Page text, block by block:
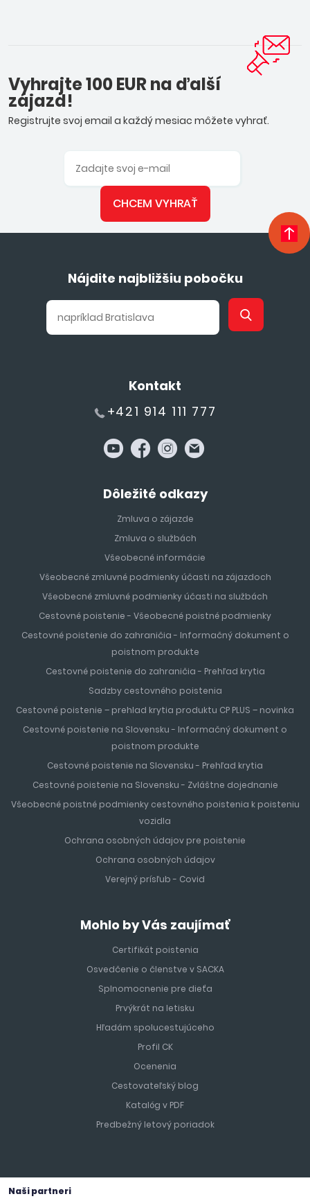
Vyhrajte 100 EUR na ďalší
zájazd!
Registrujte svoj email a každý mesiac môžete vyhrať.
CHCEM VYHRAŤ
Nájdite najbližšiu pobočku
Kontakt
+421 914 111 777
Dôležité odkazy
Zmluva o zájazde
Zmluva o službách
Všeobecné informácie
Všeobecné zmluvné podmienky účasti na zájazdoch
Všeobecné zmluvné podmienky účasti na službách
Cestovné poistenie - Všeobecné poistné podmienky
Cestovné poistenie do zahraničia - Informačný dokument o
poistnom produkte
Cestovné poistenie do zahraničia - Prehľad krytia
Sadzby cestovného poistenia
Cestovné poistenie – prehlad krytia produktu CP PLUS – novinka
Cestovné poistenie na Slovensku - Informačný dokument o
poistnom produkte
Cestovné poistenie na Slovensku - Prehľad krytia
Cestovné poistenie na Slovensku - Zvláštne dojednanie
Všeobecné poistné podmienky cestovného poistenia k poisteniu
vozidla
Ochrana osobných údajov pre poistenie
Ochrana osobných údajov
Verejný prísľub - Covid
Mohlo by Vás zaujímať
Certifikát poistenia
Osvedčenie o členstve v SACKA
Splnomocnenie pre dieťa
Prvýkrát na letisku
Hľadám spolucestujúceho
Profil CK
Ocenenia
Cestovateľský blog
Katalóg v PDF
Predbežný letový poriadok
Naši partneri